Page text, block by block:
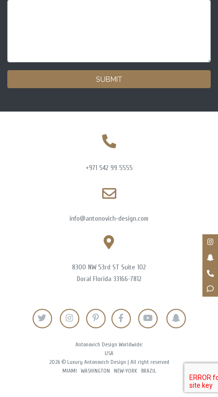
SUBMIT
+971 542 99 5555
info@antonovich-design.com
8300 NW 53rd ST Suite 102
Doral Florida 33166-7812
Antonovich Design Worldwide:
USA
2026 © Luxury Antonovich Design | All right reserved
MIAMI
WASHINGTON NEW-YORK BRAZIL